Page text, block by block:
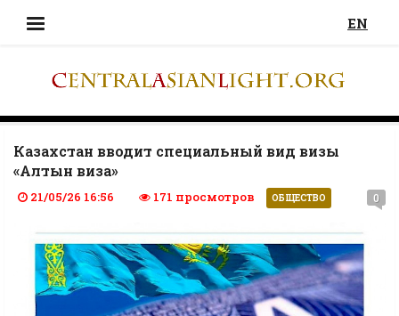
EN
Казахстан вводит специальный вид визы
«Алтын виза»
21/05/26 16:56 171 просмотров ОБЩЕСТВО 0